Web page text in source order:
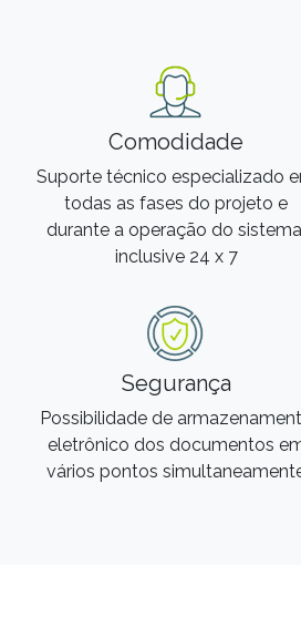
Comodidade
Suporte técnico especializado
todas as fases do projeto e
durante a operação do
inclusive 24 x 7
Segurança
Possibilidade de
eletrônico dos documentos
vários pontos